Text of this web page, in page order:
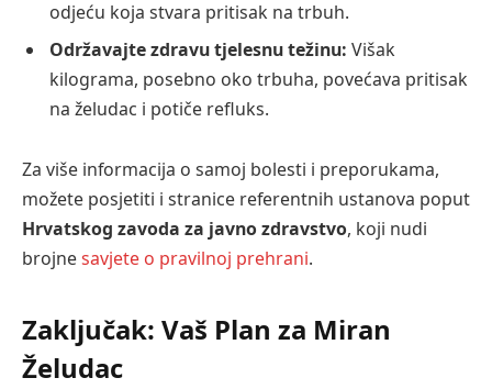
odjeću koja stvara pritisak na trbuh.
Održavajte zdravu tjelesnu težinu: Višak
kilograma, posebno oko trbuha, povećava pritisak
na želudac i potiče refluks.
Za više informacija o samoj bolesti i preporukama,
možete posjetiti i stranice referentnih ustanova poput
Hrvatskog zavoda za javno zdravstvo, koji nudi
brojnesavjete o pravilnoj prehrani.
Zaključak: Vaš Plan za Miran
Želudac